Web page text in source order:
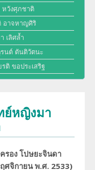
ชาชน
หวังศุภชาติ
อาจหาญศิริ
เลิศล้ำ
นต์ ตันติวัตนะ
ติ ขอประเสริฐ
ย์หญิงมา
รอง โปษยะจินดา
ศจิกายน พ.ศ. 2533)